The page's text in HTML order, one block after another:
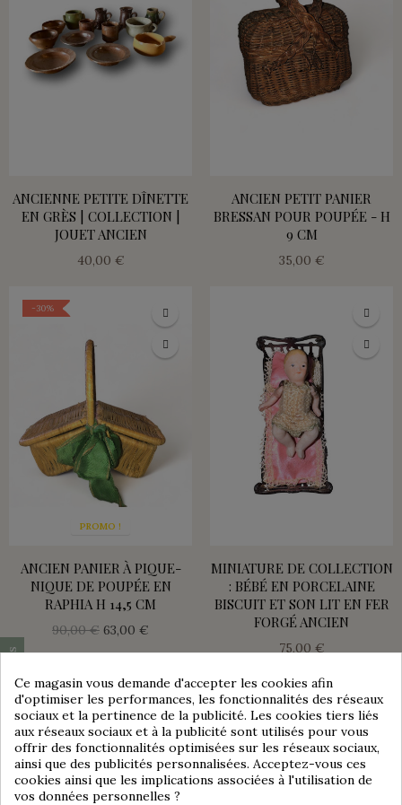
ANCIENNE PETITE DÎNETTE
EN GRÈS | COLLECTION |
JOUET ANCIEN
40,00 €
ANCIEN PETIT PANIER
BRESSAN POUR POUPÉE - H
9 CM
35,00 €
PROMO !
-30%
ANCIEN PANIER À PIQUE-
NIQUE DE POUPÉE EN
RAPHIA H 14,5 CM
90,00 € 63,00 €
MINIATURE DE COLLECTION
: BÉBÉ EN PORCELAINE
BISCUIT ET SON LIT EN FER
FORGÉ ANCIEN
75,00 €
Ce magasin vous demande d'accepter les cookies afin
d'optimiser les performances, les fonctionnalités des réseaux
sociaux et la pertinence de la publicité. Les cookies tiers liés
aux réseaux sociaux et à la publicité sont utilisés pour vous
offrir des fonctionnalités optimisées sur les réseaux sociaux,
ainsi que des publicités personnalisées. Acceptez-vous ces
cookies ainsi que les implications associées à l'utilisation de
vos données personnelles ?
Consentement aux cookies